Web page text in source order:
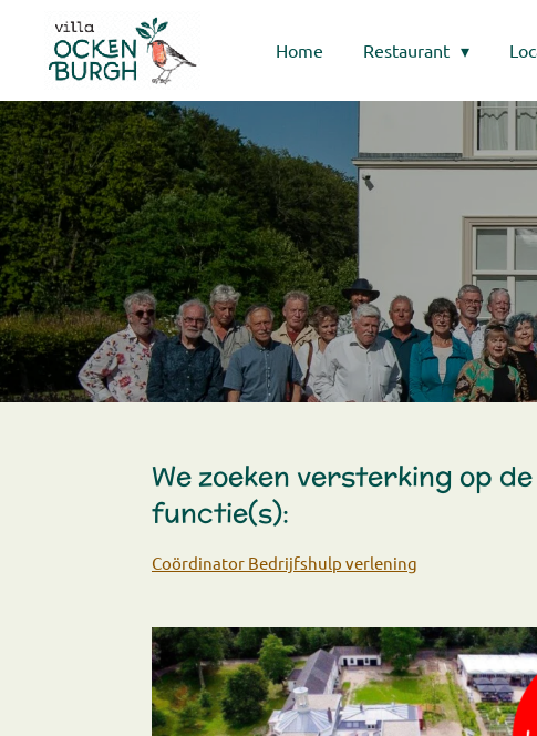
de
hoofdinhoud
Home Restaurant
We zoeken versterking op
functie(s):
Coördinator Bedrijfshulp verlening